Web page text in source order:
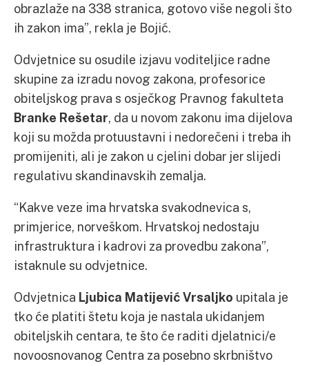
obrazlaže na 338 stranica, gotovo više negoli što
ih zakon ima”, rekla je Bojić.
Odvjetnice su osudile izjavu voditeljice radne
skupine za izradu novog zakona, profesorice
obiteljskog prava s osječkog Pravnog fakulteta
Branke Rešetar, da u novom zakonu ima dijelova
koji su možda protuustavni i nedorečeni i treba ih
promijeniti, ali je zakon u cjelini dobar jer slijedi
regulativu skandinavskih zemalja.
“Kakve veze ima hrvatska svakodnevica s,
primjerice, norveškom. Hrvatskoj nedostaju
infrastruktura i kadrovi za provedbu zakona”,
istaknule su odvjetnice.
Odvjetnica Ljubica Matijević Vrsaljko upitala je
tko će platiti štetu koja je nastala ukidanjem
obiteljskih centara, te što će raditi djelatnici/e
novoosnovanog Centra za posebno skrbništvo